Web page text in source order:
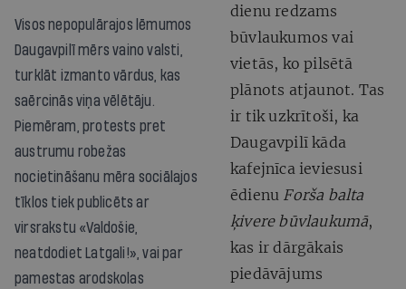
Visos nepopulārajos lēmumos
Daugavpilī mērs vaino valsti,
turklāt izmanto vārdus, kas
saērcinās viņa vēlētāju.
Piemēram, protests pret
austrumu robežas
nocietināšanu mēra sociālajos
tīklos tiek publicēts ar
virsrakstu «Valdošie,
neatdodiet Latgali!», vai par
pamestas arodskolas
dienu redzams
būvlaukumos vai
vietās, ko pilsētā
plānots atjaunot. Tas
ir tik uzkrītoši, ka
Daugavpilī kāda
kafejnīca ieviesusi
ēdienu Forša balta
ķivere būvlaukumā,
kas ir dārgākais
piedāvājums